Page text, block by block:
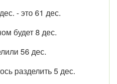
- это 61 дес.
будет 8 дес.
56 дес.
разделить 5 дес.